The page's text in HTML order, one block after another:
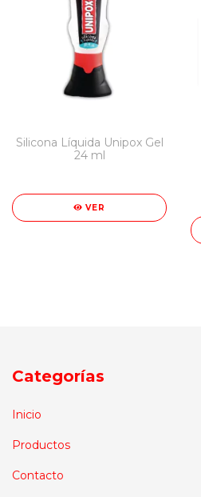
Silicona Líquida Unipox Gel
24 ml
VER
Categorías
Inicio
Productos
Contacto